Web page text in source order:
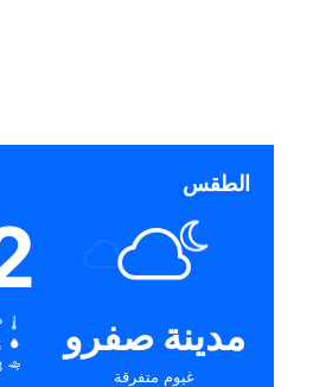
الطقس
مدينة صفرو
غيوم متفرقة
92º - 72º